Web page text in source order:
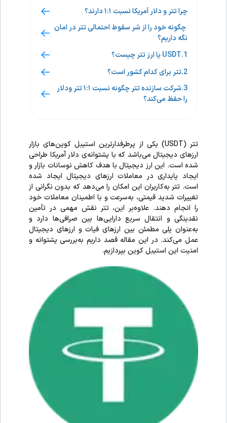
چرا تتر و دلار آمریکا نسبت ۱:۱ دارند؟
چگونه خود را از شر سقوط احتمالی تتر در امان
نگه داریم؟
1.USDT یا ارز تتر چیست؟
2.تتر برای کدام کشور است؟
3.شرکت سازنده تتر چگونه نسبت ۱:۱ تتر ودلار
را حفظ می‌کند؟
تتر (USDT) یکی از پرطرفدارترین استیبل کوین‌های بازار
ارزهای دیجیتال می‌باشد که با پشتوانه‌ی دلار آمریکا طراحی
شده است. این ارز دیجیتال با هدف کاهش نوسانات بازار و
ایجاد پایداری در معاملات ارزهای دیجیتال ایجاد شده
است. تتر به‌کاربران این امکان را می‌دهد که بدون نگرانی از
تغییرات شدید قیمتی، به‌سرعت و با اطمینان معاملات خود
را انجام دهند. علاوه‌بر این، تتر نقش مهمی در تأمین
نقدینگی و انتقال سریع دارایی‌ها بین صرافی‌ها دارد و
به‌عنوان پلی مطمئن بین ارزهای فیات و ارزهای دیجیتال
عمل می‌کند. در این مقاله قصد داریم به‌بررسی پشتوانه و
امنیت این استیبل کوین بپردازیم.